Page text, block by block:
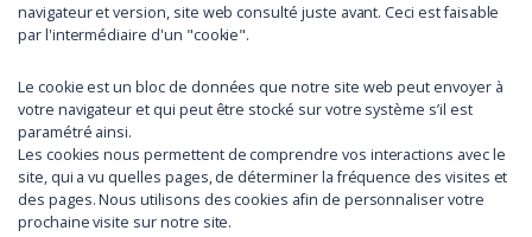
navigateur et version, site web consulté juste avant. Ceci est faisable
par l'intermédiaire d'un "cookie".
Le cookie est un bloc de données que notre site web peut envoyer à
votre navigateur et qui peut être stocké sur votre système s’il est
paramétré ainsi.
Les cookies nous permettent de comprendre vos interactions avec le
site, qui a vu quelles pages, de déterminer la fréquence des visites et
des pages. Nous utilisons des cookies afin de personnaliser votre
prochaine visite sur notre site.